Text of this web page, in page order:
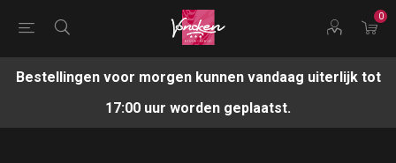
0
Bestellingen voor morgen kunnen vandaag uiterlijk tot
17:00 uur worden geplaatst.